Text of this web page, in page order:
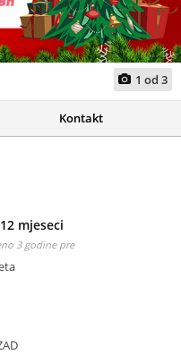
1 od 3
Kontakt
mjeseci
3 godine pre